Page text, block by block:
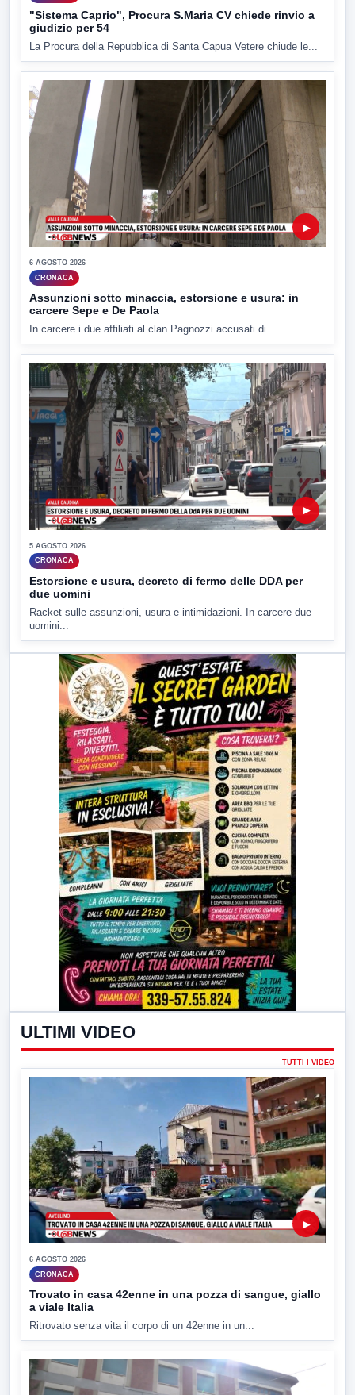
"Sistema Caprio", Procura S.Maria CV chiede rinvio a
giudizio per 54
La Procura della Repubblica di Santa Capua Vetere chiude le...
▶
6 AGOSTO 2026
CRONACA
Assunzioni sotto minaccia, estorsione e usura: in
carcere Sepe e De Paola
In carcere i due affiliati al clan Pagnozzi accusati di...
▶
5 AGOSTO 2026
CRONACA
Estorsione e usura, decreto di fermo delle DDA per
due uomini
Racket sulle assunzioni, usura e intimidazioni. In carcere due
uomini...
ULTIMI VIDEO
TUTTI I VIDEO
▶
6 AGOSTO 2026
CRONACA
Trovato in casa 42enne in una pozza di sangue, giallo
a viale Italia
Ritrovato senza vita il corpo di un 42enne in un...